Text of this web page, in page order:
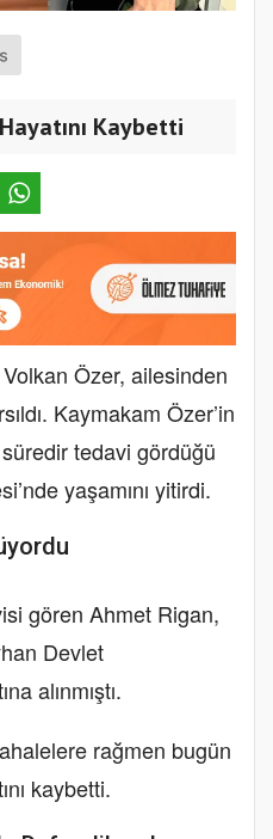
Kaybetti
Özer, ailesinden
Kaymakam Özer’in
tedavi gördüğü
yaşamını yitirdi.
gören Ahmet Rigan,
Devlet
alınmıştı.
rağmen bugün
kaybetti.